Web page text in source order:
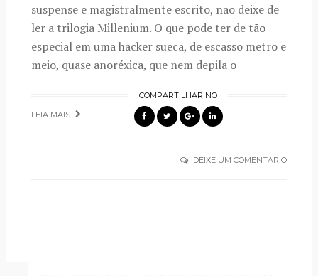
suspense e magistralmente escrito, não deixe de
ler a trilogia Millenium. O que pode ter de tão
especial em uma hacker sueca, de escasso metro e
meio, quase anoréxica, que nem depila o
LEIA MAIS
COMPARTILHAR NO
DEIXE UM COMENTÁRIO